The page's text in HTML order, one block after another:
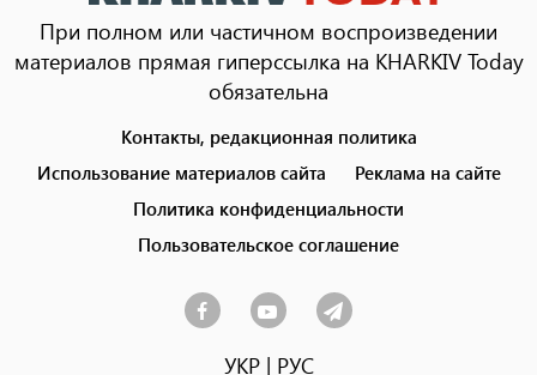
При полном или частичном воспроизведении
материалов прямая гиперссылка на KHARKIV Today
обязательна
menu
Контакты, редакционная политика
Использование материалов сайта
Реклама на сайте
Политика конфиденциальности
Пользовательское соглашение
УКР| РУС